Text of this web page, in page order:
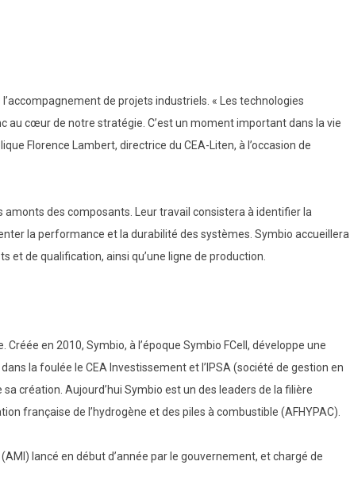
de projets industriels. « Les technologies
au cœur de notre stratégie. C’est un moment important dans la vie
Florence Lambert, directrice du CEA-Liten, à l’occasion de
amonts des composants. Leur travail consistera à identifier la
la performance et la durabilité des systèmes. Symbio accueillera
et de qualification, ainsi qu’une ligne de production.
en 2010, Symbio, à l’époque Symbio FCell, développe une
la foulée le CEA Investissement et l’IPSA (société de gestion en
création. Aujourd’hui Symbio est un des leaders de la filière
française de l’hydrogène et des piles à combustible (AFHYPAC).
lancé en début d’année par le gouvernement, et chargé de